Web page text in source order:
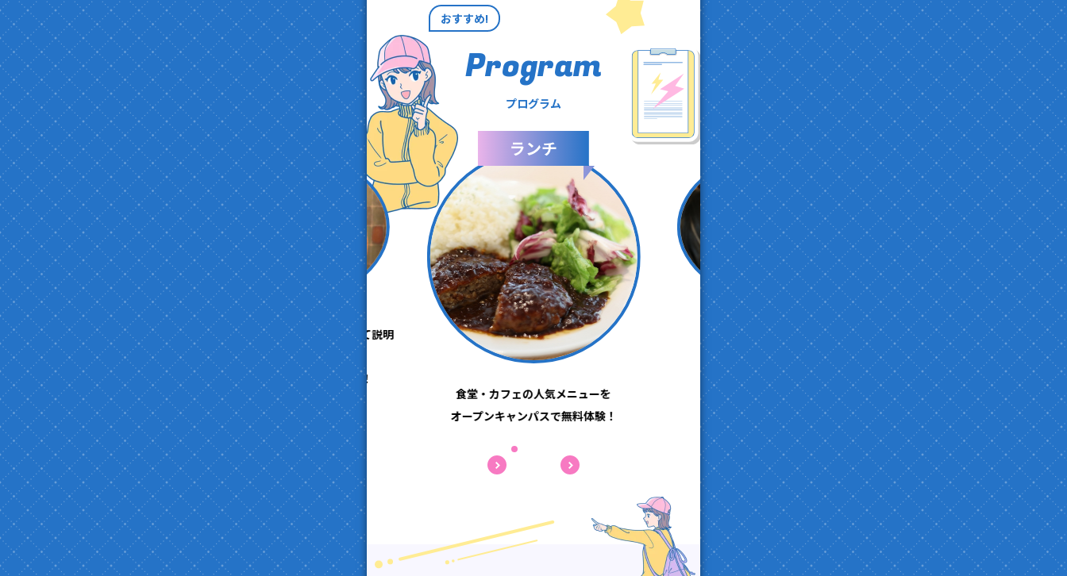
Program
プログラム
おすすめ!
パスツアー
ス内の各施設を案内する、
溢れるプログラムです！
入試説明
入試のスケジュールや選抜方式について説明
します。
自分に合う入試を見つけましょう！
ランチ
食堂・カフェの人気メニューを
オープンキャンパスで無料体験！
なんでも相談
入学前の疑問や不安を
先輩たちに相談しよう！
ミニ授業
四天王寺大学ならではの
体験してみよ